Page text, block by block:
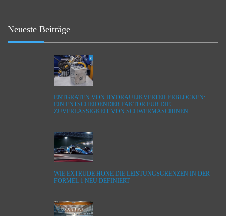
Neueste Beiträge
ENTGRATEN VON HYDRAULIKVERTEILERBLÖCKEN:
EIN ENTSCHEIDENDER FAKTOR FÜR DIE
ZUVERLÄSSIGKEIT VON SCHWERMASCHINEN
WIE EXTRUDE HONE DIE LEISTUNGSGRENZEN IN DER
FORMEL 1 NEU DEFINIERT